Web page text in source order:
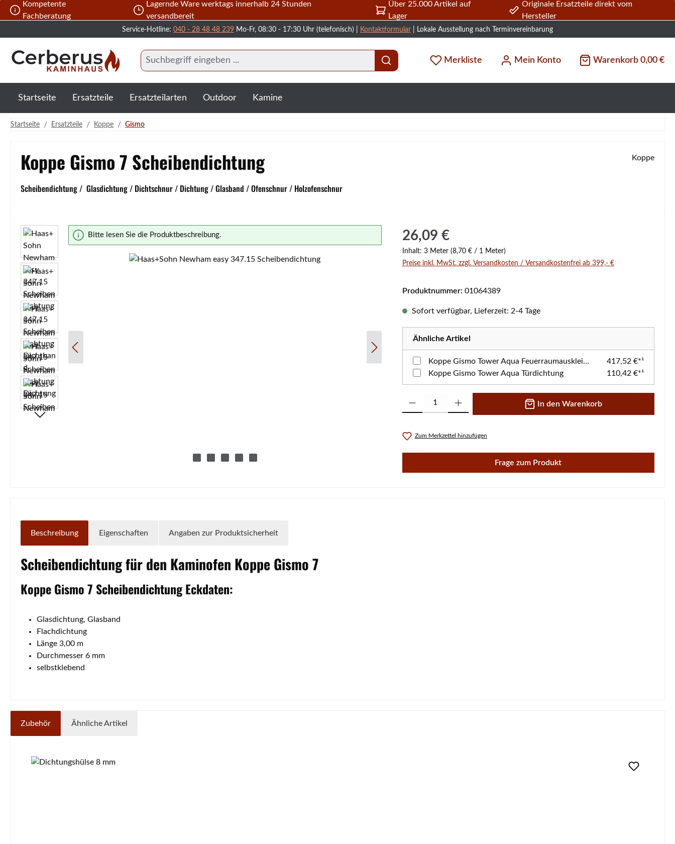
Hauptinhalt springen
Zur Suche springen
Zur Hauptnavigation springen
Kompetente
Fachberatung
Lagernde Ware werktags innerhalb 24 Stunden
versandbereit
Über 25.000 Artikel auf
Lager
Originale Ersatzteile direkt vom
Hersteller
Service-Hotline: 040 - 28 48 48 239 Mo-Fr, 08:30 - 17:30 Uhr (telefonisch) | Kontaktformular | Lokale Ausstellung nach Terminvereinbarung
Merkliste Mein Konto Warenkorb 0,00 €
Startseite Ersatzteile Ersatzteilarten Outdoor Kamine
Startseite / Ersatzteile / Koppe / Gismo
Koppe Gismo 7 Scheibendichtung
Scheibendichtung / Glasdichtung / Dichtschnur / Dichtung / Glasband / Ofenschnur / Holzofenschnur
Koppe
Bildergalerie überspringen
Bitte lesen Sie die Produktbeschreibung.
Regulärer Preis:
26,09 €
Inhalt: 3 Meter (8,70 € / 1 Meter)
Preise inkl. MwSt. zzgl. Versandkosten / Versandkostenfrei ab 399,- €
Produktnummer: 01064389
Sofort verfügbar, Lieferzeit: 2-4 Tage
Ähnliche Artikel
Koppe Gismo Tower Aqua Feuerraumauskleidung
417,52 €*¹
Koppe Gismo Tower Aqua Türdichtung
110,42 €*¹
Produkt Anzahl: Gib den gewünschten Wert ein oder benutze die Schaltflächen um die
In den Warenkorb
Zum Merkzettel hinzufügen
Frage zum Produkt
Beschreibung Eigenschaften Angaben zur Produktsicherheit
Scheibendichtungfür den Kaminofen Koppe Gismo7
KoppeGismo7 ScheibendichtungEckdaten:
Glasdichtung, Glasband
Flachdichtung
Länge 3,00 m
Durchmesser 6 mm
selbstklebend
Zubehör Ähnliche Artikel